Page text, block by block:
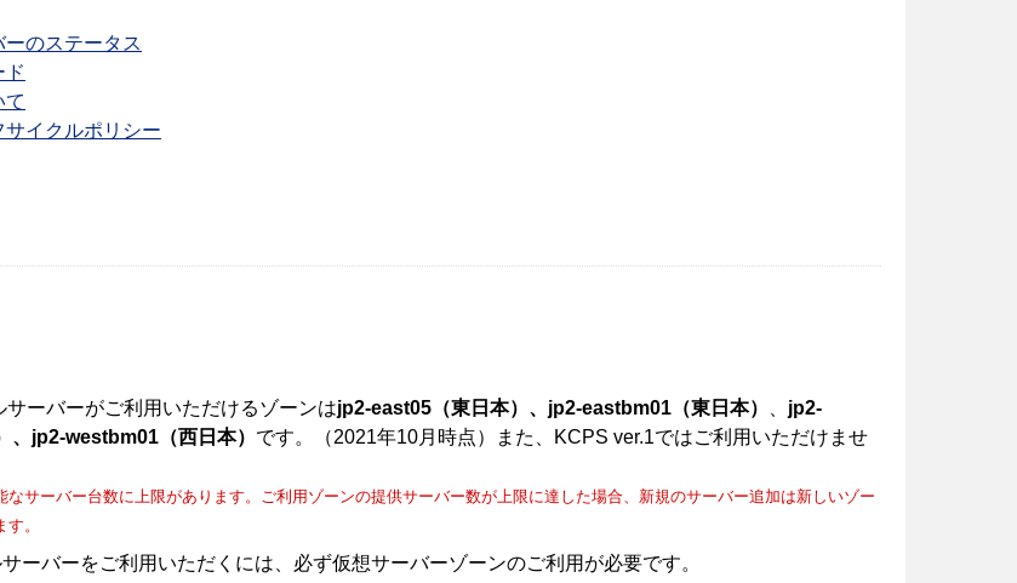
のステータス
ド
て
イクルポリシー
サーバーがご利用いただけるゾーンはjp2-east05（東日本）、jp2-eastbm01（東日本）
jp2-
、jp2-westbm01（西日本） です。（2021年10月時点）また、KCPS ver.1ではご利用いただけませ
なサーバー台数に上限があります。ご利用ゾーンの提供サーバー数が上限に達した場合、新規のサーバー追加は新しいゾー
。
ーバーをご利用いただくには、必ず仮想サーバーゾーンのご利用が必要です。